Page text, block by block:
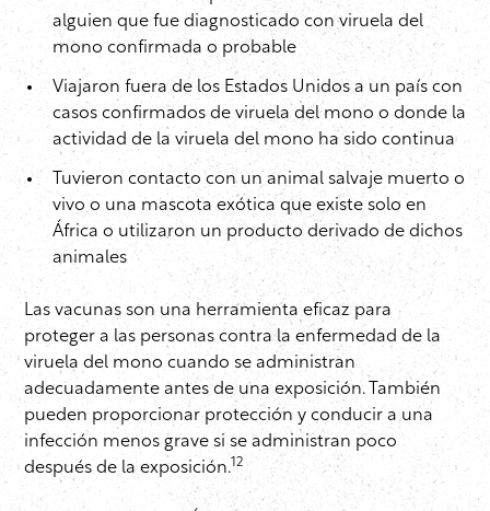
alguien que fue diagnosticado con viruela del
mono confirmada o probable
Viajaron fuera de los Estados Unidos a un país con
casos confirmados de viruela del mono o donde la
actividad de la viruela del mono ha sido continua
Tuvieron contacto con un animal salvaje muerto o
vivo o una mascota exótica que existe solo en
África o utilizaron un producto derivado de dichos
animales
Las vacunas son una herramienta eficaz para
proteger a las personas contra la enfermedad de la
viruela del mono cuando se administran
adecuadamente antes de una exposición. También
pueden proporcionar protección y conducir a una
infección menos grave si se administran poco
después de la exposición. 12